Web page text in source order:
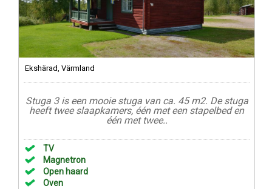
Ekshärad, Värmland
Stuga 3 is een mooie stuga van ca. 45 m2. De stuga
heeft twee slaapkamers, één met een stapelbed en
één met twee..
TV
Magnetron
Open haard
Oven